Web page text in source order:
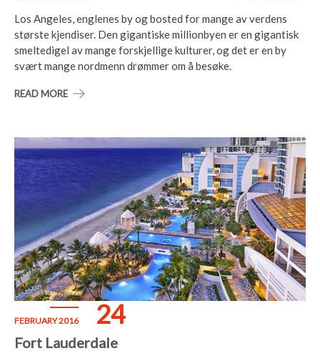
Los Angeles, englenes by og bosted for mange av verdens
største kjendiser. Den gigantiske millionbyen er en gigantisk
smeltedigel av mange forskjellige kulturer, og det er en by
svært mange nordmenn drømmer om å besøke.
READ MORE
FEBRUARY 2016 24
Fort Lauderdale